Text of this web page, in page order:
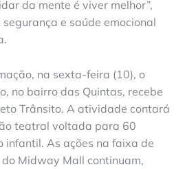
da mente é viver melhor”,
e saúde emocional
na sexta-feira (10), o
no bairro das Quintas, recebe
Trânsito. A atividade contará
teatral voltada para 60
infantil. As ações na faixa de
Midway Mall continuam,